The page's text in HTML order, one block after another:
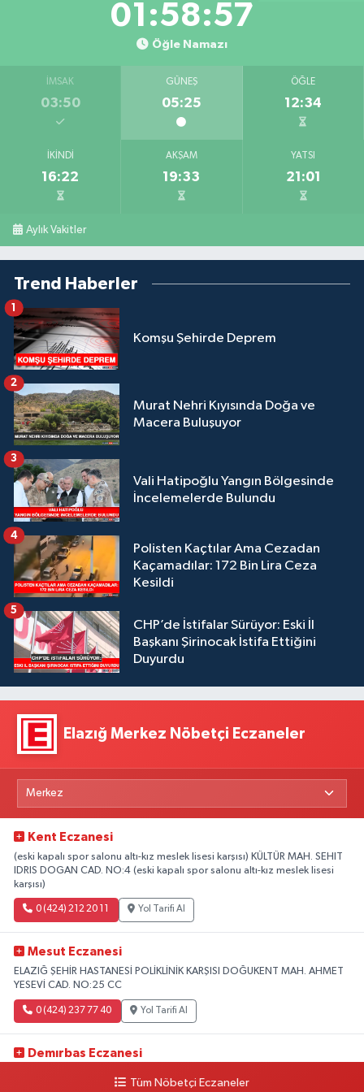
01:58:57
Öğle Namazı
İMSAK
03:50
GÜNEŞ
05:25
ÖĞLE
12:34
İKINDI
16:22
AKŞAM
19:33
YATSI
21:01
Aylık Vakitler
Trend Haberler
Komşu Şehirde Deprem
1
Murat Nehri Kıyısında Doğa ve
Macera Buluşuyor
2
Vali Hatipoğlu Yangın Bölgesinde
İncelemelerde Bulundu
3
Polisten Kaçtılar Ama Cezadan
Kaçamadılar: 172 Bin Lira Ceza
Kesildi
4
CHP’de İstifalar Sürüyor: Eski İl
Başkanı Şirinocak İstifa Ettiğini
Duyurdu
5
Elazığ Merkez Nöbetçi Eczaneler
Kent Eczanesi
(eski kapalı spor salonu altı-kız meslek lisesi karşısı) KÜLTÜR MAH. SEHIT
IDRIS DOGAN CAD. NO:4 (eski kapalı spor salonu altı-kız meslek lisesi
karşısı)
0 (424) 212 20 11 Yol Tarifi Al
Mesut Eczanesi
ELAZIĞ ŞEHİR HASTANESİ POLİKLİNİK KARŞISI DOĞUKENT MAH. AHMET
YESEVİ CAD. NO:25 CC
0 (424) 237 77 40 Yol Tarifi Al
Demırbas Eczanesi
Tüm Nöbetçi Eczaneler